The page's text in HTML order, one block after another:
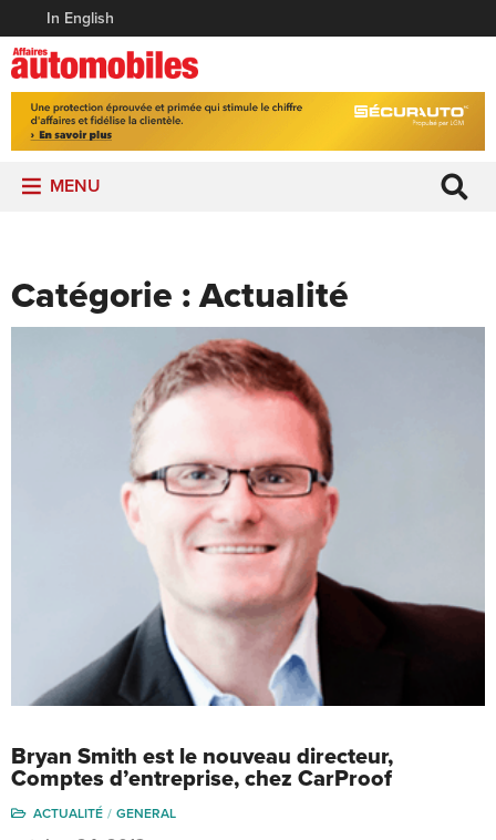
In English
MENU
Catégorie :Actualité
Bryan Smith est le nouveau directeur,
Comptes d’entreprise, chez CarProof
ACTUALITÉ GENERAL